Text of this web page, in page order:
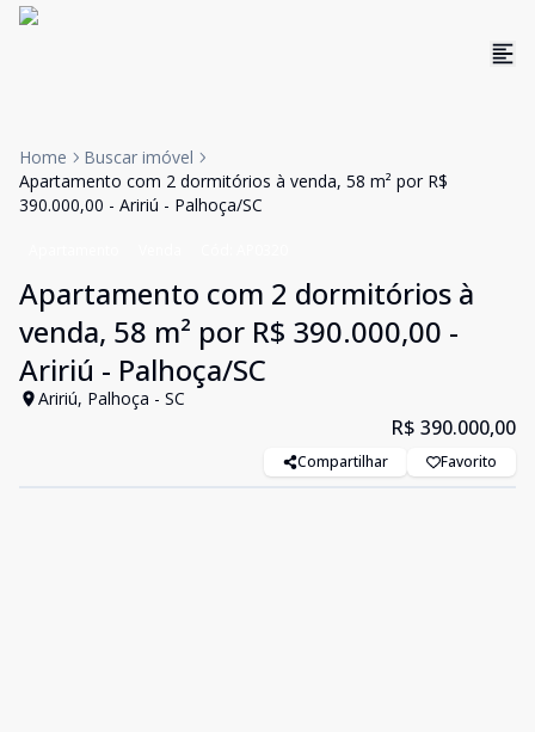
Home
Buscar imóvel
Apartamento com 2 dormitórios à venda, 58 m² por R$
390.000,00 - Aririú - Palhoça/SC
Apartamento com 2 dormitórios à
venda, 58 m² por R$ 390.000,00 -
Aririú - Palhoça/SC
Aririú, Palhoça - SC
R$ 390.000,00
Compartilhar Favorito